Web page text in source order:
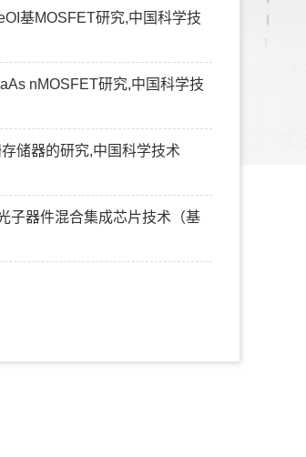
基MOSFET研究,中国科学技
nMOSFET研究,中国科学技
储器的研究,中国科学技术
子器件混合集成芯片技术（基